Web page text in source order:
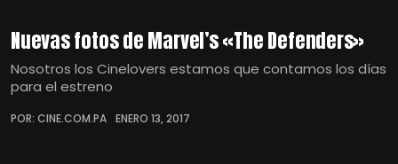
Nuevas fotos de Marvel’s «The Defenders»
Nosotros los Cinelovers estamos que contamos los días
para el estreno
POR: CINE.COM.PA ENERO 13, 2017